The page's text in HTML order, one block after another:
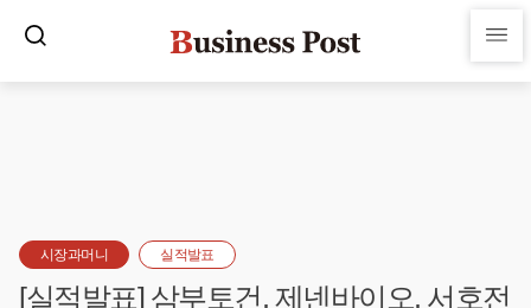
시장과머니 실적발표
[실적발표] 삼부토건, 제넨바이오, 서호전